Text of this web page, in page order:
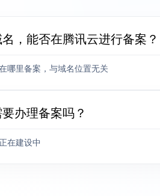
，能否在腾讯云进行备案？
哪里备案，与域名位置无关
办理备案吗？
在建设中